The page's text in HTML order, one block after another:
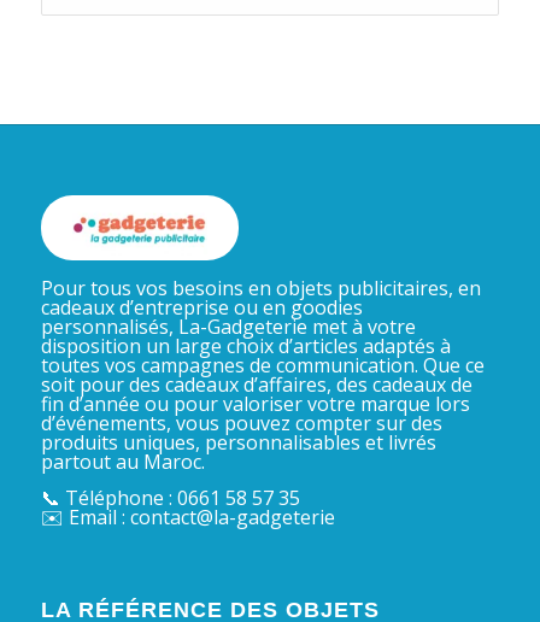
Pour tous vos besoins en objets publicitaires, en
cadeaux d’entreprise ou en goodies
personnalisés, La-Gadgeterie met à votre
disposition un large choix d’articles adaptés à
toutes vos campagnes de communication. Que ce
soit pour des cadeaux d’affaires, des cadeaux de
fin d’année ou pour valoriser votre marque lors
d’événements, vous pouvez compter sur des
produits uniques, personnalisables et livrés
partout au Maroc.
📞 Téléphone : 0661 58 57 35
✉️ Email : contact@la-gadgeterie
LA RÉFÉRENCE DES OBJETS